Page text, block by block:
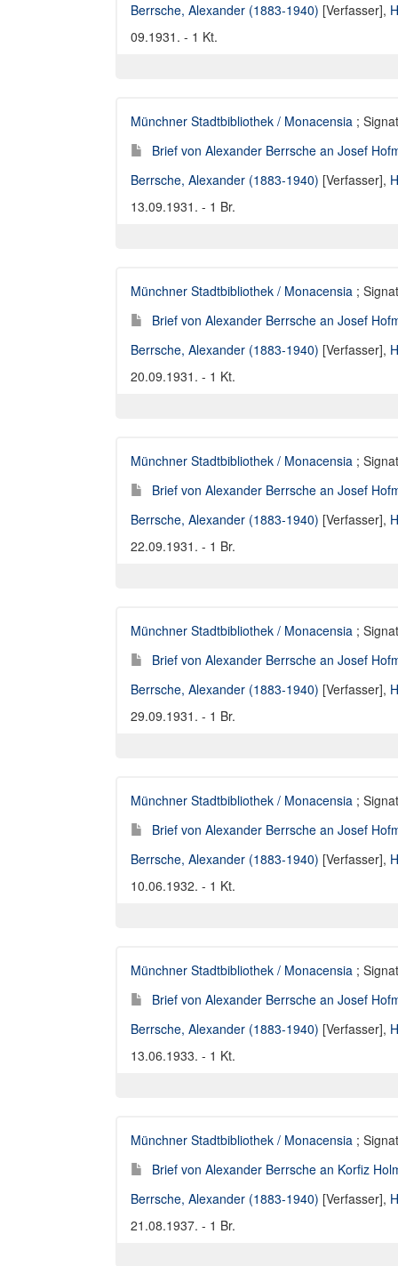
Berrsche, Alexander (1883-1940) [Verfasser],
09.1931. - 1 Kt.
Münchner Stadtbibliothek / Monacensia ;
Brief von Alexander Berrsche an Josef
Berrsche, Alexander (1883-1940) [Verfasser],
13.09.1931. - 1 Br.
Münchner Stadtbibliothek / Monacensia ;
Brief von Alexander Berrsche an Josef
Berrsche, Alexander (1883-1940) [Verfasser],
20.09.1931. - 1 Kt.
Münchner Stadtbibliothek / Monacensia ;
Brief von Alexander Berrsche an Josef
Berrsche, Alexander (1883-1940) [Verfasser],
22.09.1931. - 1 Br.
Münchner Stadtbibliothek / Monacensia ;
Brief von Alexander Berrsche an Josef
Berrsche, Alexander (1883-1940) [Verfasser],
29.09.1931. - 1 Br.
Münchner Stadtbibliothek / Monacensia ;
Brief von Alexander Berrsche an Josef
Berrsche, Alexander (1883-1940) [Verfasser],
10.06.1932. - 1 Kt.
Münchner Stadtbibliothek / Monacensia ;
Brief von Alexander Berrsche an Josef
Berrsche, Alexander (1883-1940) [Verfasser],
13.06.1933. - 1 Kt.
Münchner Stadtbibliothek / Monacensia ;
Brief von Alexander Berrsche an Korfiz
Berrsche, Alexander (1883-1940) [Verfasser],
21.08.1937. - 1 Br.